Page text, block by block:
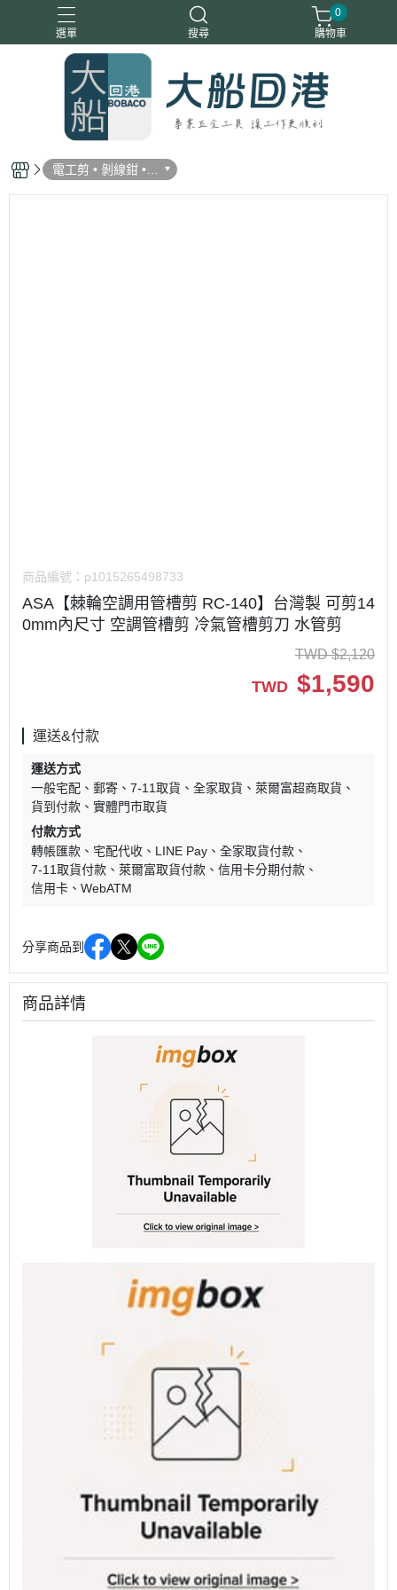
選單 搜尋
0
購物車
電工剪 • 剝線鉗 •
角度剪 • 線槽剪
商品編號： p1015265498733
ASA【棘輪空調用管槽剪 RC-140】台灣製 可剪14
0mm內尺寸 空調管槽剪 冷氣管槽剪刀 水管剪
TWD $2,120
TWD $1,590
運送&付款
運送方式
一般宅配
郵寄 7-11取貨 全家取貨
萊爾富超商取貨
貨到付款
實體門市取貨
付款方式
轉帳匯款
宅配代收 LINE Pay
全家取貨付款
7-11取貨付款
萊爾富取貨付款
信用卡分期付款
信用卡
WebATM
分享商品到
商品詳情